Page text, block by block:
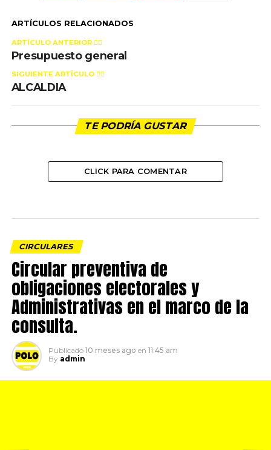
ARTÍCULOS RELACIONADOS
ARTÍCULO ANTERIOR 👉🏻
Presupuesto general
SIGUIENTE ARTÍCULO 👈🏻
ALCALDIA
TE PODRÍA GUSTAR
CLICK PARA COMENTAR
CIRCULARES
Circular preventiva de
obligaciones electorales y
Administrativas en el marco de la
consulta.
Publicado 10 meses ago en 11:45 am
By admin